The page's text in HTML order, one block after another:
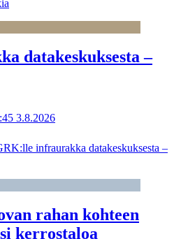
datakeskuksesta –
3.8.2026
infraurakka datakeskuksesta –
rahan kohteen
kerrostaloa